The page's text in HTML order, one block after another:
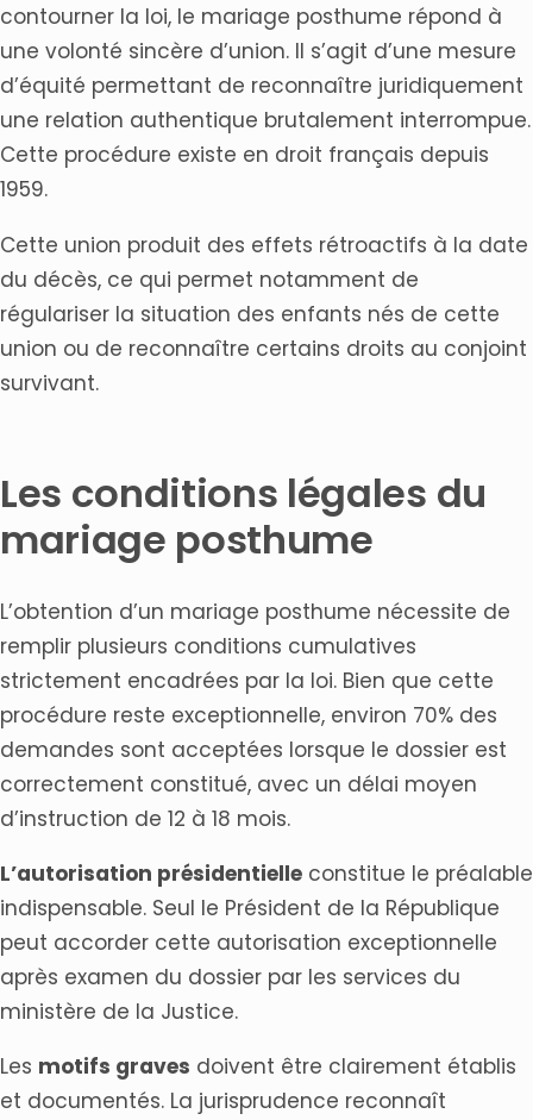
contourner la loi, le mariage posthume répond à
une volonté sincère d’union. Il s’agit d’une mesure
d’équité permettant de reconnaître juridiquement
une relation authentique brutalement interrompue.
Cette procédure existe en droit français depuis
1959.
Cette union produit des effets rétroactifs à la date
du décès, ce qui permet notamment de
régulariser la situation des enfants nés de cette
union ou de reconnaître certains droits au conjoint
survivant.
Les conditions légales du
mariage posthume
L’obtention d’un mariage posthume nécessite de
remplir plusieurs conditions cumulatives
strictement encadrées par la loi. Bien que cette
procédure reste exceptionnelle, environ 70% des
demandes sont acceptées lorsque le dossier est
correctement constitué, avec un délai moyen
d’instruction de 12 à 18 mois.
L’autorisation présidentielle constitue le préalable
indispensable. Seul le Président de la République
peut accorder cette autorisation exceptionnelle
après examen du dossier par les services du
ministère de la Justice.
Les motifs graves doivent être clairement établis
et documentés. La jurisprudence reconnaît